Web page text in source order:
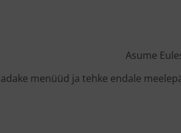
Asume
menüüd ja tehke endale